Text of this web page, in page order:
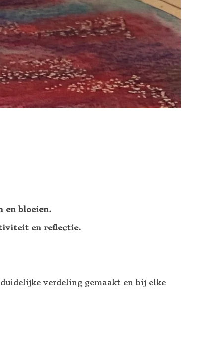
en bloeien.
en reflectie.
verdeling gemaakt en bij elke